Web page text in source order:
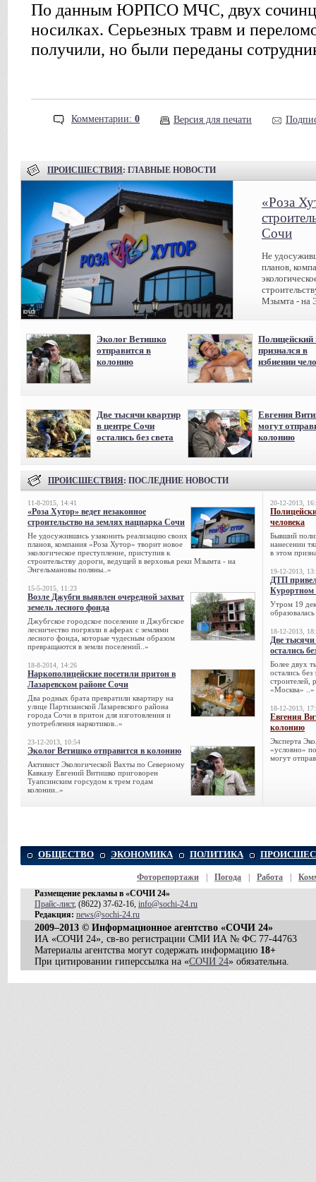
По данным ЮРПСО МЧС, двух
носилках. Серьезных травм и
получили, но были переданы
Комментарии: 0 Версия для печати
ПРОИСШЕСТВИЯ: ГЛАВНЫЕ НОВОСТИ
«Роза
Сочи
Не
планов,
Мзымта - на
Эколог Ветишко
отправится в
колонию
Полицейский
признался в
избиении
Две тысячи квартир
в центре Сочи
остались без света
Евгения
могут
колонию
ПРОИСШЕСТВИЯ: ПОСЛЕДНИЕ НОВОСТИ
11-8-2015, 14:41
«Роза Хутор» ведет незаконное
строительство на землях нацпарка Сочи
Не удосужившись узаконить реализацию своих
планов, компания «Роза Хутор» творит новое
экологическое преступление, приступив к
строительству дороги, ведущей в верховья реки Мзымта - на
Энгельмановы поляны..»
15-5-2015, 11:23
Возле Джубги выявлен очередной захват
земель лесного фонда
Джубгское городское поселение и Джубгское
лесничество погрязли в аферах с землями
лесного фонда, которые чудесным образом
превращаются в земли поселений..»
18-8-2014, 14:26
Наркополицейские посетили притон в
Лазаревском районе Сочи
Два родных брата превратили квартиру на
улице Партизанской Лазаревского района
города Сочи в притон для изготовления и
употребления наркотиков..»
23-12-2013, 10:54
Эколог Ветишко отправится в колонию
Активист Экологической Вахты по Северному
Кавказу Евгений Витишко приговорен
Туапсинским горсудом к трем годам
колонии..»
20-12-2013,
человека
Бывший
нанесении
в этом
19-12-2013,
ДТП
Курортном
Утром 19
18-12-2013,
Две
остались
Более двух
остались
строителей,
«Москва» ..»
18-12-2013,
Евгения
колонию
Эксперта
«условно»
могут
ОБЩЕСТВО ЭКОНОМИКА ПОЛИТИКА
Фоторепортажи Погода Работа
Размещение рекламы в «СОЧИ 24»
Прайс-лист, (8622) 37-62-16, info@sochi-24.ru
Редакция: news@sochi-24.ru
2009–2013 © Информационное агентство «СОЧИ 24»
ИА «СОЧИ 24», св-во регистрации СМИ ИА № ФС 77-44763
Материалы агентства могут содержать информацию 18+
При цитировании гиперссылка на «СОЧИ 24» обязательна.